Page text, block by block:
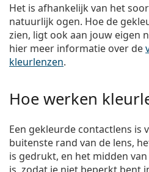
Het is afhankelijk van het
natuurlijk ogen. Hoe de
zien, ligt ook aan jouw eigen
hier meer informatie over de
kleurlenzen.
Hoe werken
Een gekleurde contactlens is
buitenste rand van de lens,
is gedrukt, en het midden
is, zodat je niet beperkt bent